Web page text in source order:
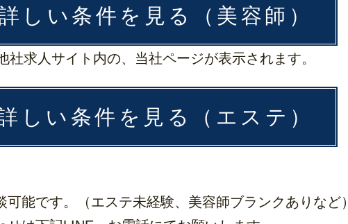
しい条件を見る（美容師）
社求人サイト内の、当社ページが表示されます。
しい条件を見る（エステ）
可能です。（エステ未経験、美容師ブランクありなど）